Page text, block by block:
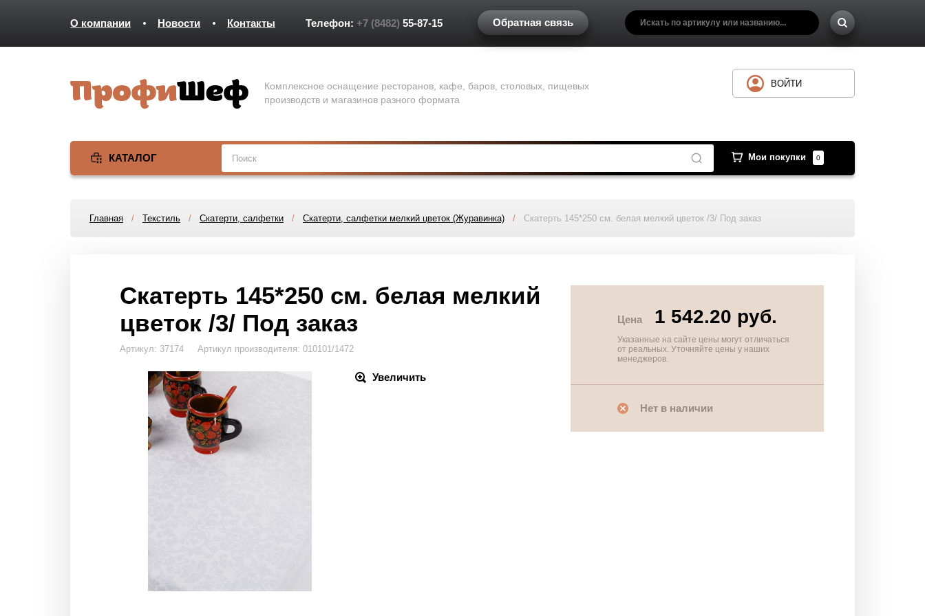
О компании Новости Контакты Телефон: +7 (8482) 55-87-15 Обратная связь
Комплексное оснащение ресторанов, кафе, баров, столовых, пищевых
производств и магазинов разного формата
КАТАЛОГ Мои покупки 0
ВОЙТИ
Главная / Текстиль / Скатерти, салфетки / Скатерти, салфетки мелкий цветок (Журавинка) / Скатерть 145*250 см. белая мелкий цветок /3/ Под заказ
Скатерть 145*250 см. белая мелкий
цветок /3/ Под заказ
Артикул: 37174 Артикул производителя: 010101/1472
Увеличить
Цена 1 542.20 руб.
Указанные на сайте цены могут отличаться
от реальных. Уточняйте цены у наших
менеджеров.
Нет в наличии